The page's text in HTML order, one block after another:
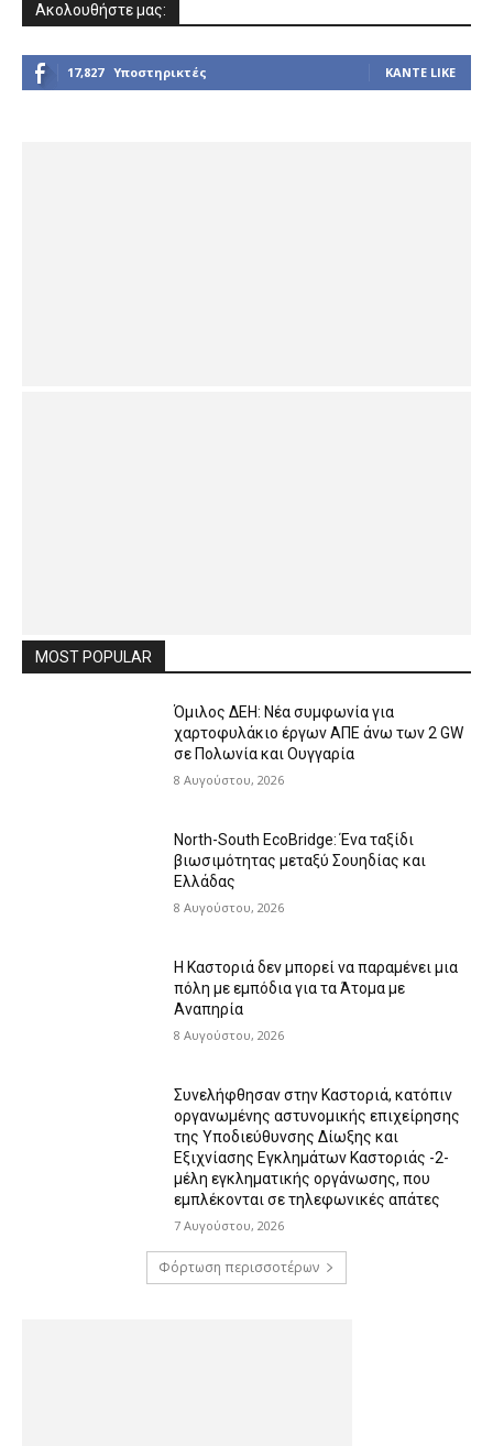
Ακολουθήστε μας:
17,827 Υποστηρικτές ΚΆΝΤΕ LIKE
MOST POPULAR
Όμιλος ΔΕΗ: Νέα συμφωνία για
χαρτοφυλάκιο έργων ΑΠΕ άνω των 2 GW
σε Πολωνία και Ουγγαρία
8 Αυγούστου, 2026
North-South EcoBridge: Ένα ταξίδι
βιωσιμότητας μεταξύ Σουηδίας και
Ελλάδας
8 Αυγούστου, 2026
Η Καστοριά δεν μπορεί να παραμένει μια
πόλη με εμπόδια για τα Άτομα με
Αναπηρία
8 Αυγούστου, 2026
Συνελήφθησαν στην Καστοριά, κατόπιν
οργανωμένης αστυνομικής επιχείρησης
της Υποδιεύθυνσης Δίωξης και
Εξιχνίασης Εγκλημάτων Καστοριάς -2-
μέλη εγκληματικής οργάνωσης, που
εμπλέκονται σε τηλεφωνικές απάτες
7 Αυγούστου, 2026
Φόρτωση περισσοτέρων